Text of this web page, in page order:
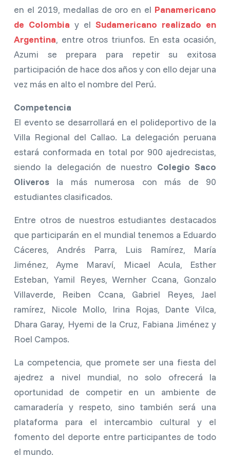
en el 2019, medallas de oro en el Panamericano
de Colombia y el Sudamericano realizado en
Argentina, entre otros triunfos. En esta ocasión,
Azumi se prepara para repetir su exitosa
participación de hace dos años y con ello dejar una
vez más en alto el nombre del Perú.
Competencia
El evento se desarrollará en el polideportivo de la
Villa Regional del Callao. La delegación peruana
estará conformada en total por 900 ajedrecistas,
siendo la delegación de nuestro Colegio Saco
Oliveros la más numerosa con más de 90
estudiantes clasificados.
Entre otros de nuestros estudiantes destacados
que participarán en el mundial tenemos a Eduardo
Cáceres, Andrés Parra, Luis Ramírez, María
Jiménez, Ayme Maraví, Micael Acula, Esther
Esteban, Yamil Reyes, Wernher Ccana, Gonzalo
Villaverde, Reiben Ccana, Gabriel Reyes, Jael
ramírez, Nicole Mollo, Irina Rojas, Dante Vilca,
Dhara Garay, Hyemi de la Cruz, Fabiana Jiménez y
Roel Campos.
La competencia, que promete ser una fiesta del
ajedrez a nivel mundial, no solo ofrecerá la
oportunidad de competir en un ambiente de
camaradería y respeto, sino también será una
plataforma para el intercambio cultural y el
fomento del deporte entre participantes de todo
el mundo.